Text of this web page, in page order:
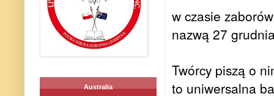
w czasie
nazwą 27
Twórcy piszą o
to uniwersalna
Australia